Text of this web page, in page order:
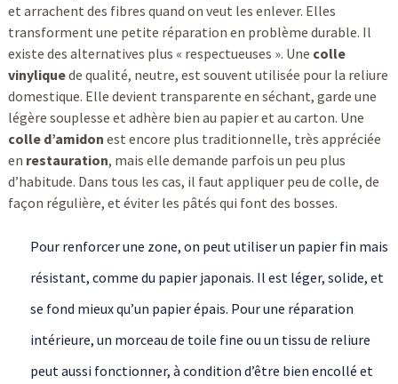
et arrachent des fibres quand on veut les enlever. Elles
transforment une petite réparation en problème durable. Il
existe des alternatives plus « respectueuses ». Une colle
vinyliquede qualité, neutre, est souvent utilisée pour la reliure
domestique. Elle devient transparente en séchant, garde une
légère souplesse et adhère bien au papier et au carton. Une
colle d’amidon est encore plus traditionnelle, très appréciée
en restauration, mais elle demande parfois un peu plus
d’habitude. Dans tous les cas, il faut appliquer peu de colle, de
façon régulière, et éviter les pâtés qui font des bosses.
Pour renforcer une zone, on peut utiliser un papier fin mais
résistant, comme du papier japonais. Il est léger, solide, et
se fond mieux qu’un papier épais. Pour une réparation
intérieure, un morceau de toile fine ou un tissu de reliure
peut aussi fonctionner, à condition d’être bien encollé et